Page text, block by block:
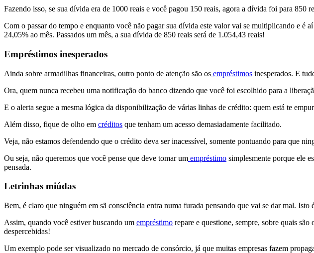
Fazendo isso, se sua dívida era de 1000 reais e você pagou 150 reais, agora a dívida foi para 850
Com o passar do tempo e enquanto você não pagar sua dívida este valor vai se multiplicando e é
24,05% ao mês. Passados um mês, a sua dívida de 850 reais será de 1.054,43 reais!
Empréstimos inesperados
Ainda sobre armadilhas financeiras, outro ponto de atenção são os empréstimos inesperados. E
Ora, quem nunca recebeu uma notificação do banco dizendo que você foi escolhido para a
E o alerta segue a mesma lógica da disponibilização de várias linhas de crédito: quem está te
Além disso, fique de olho em créditos que tenham um acesso demasiadamente facilitado.
Veja, não estamos defendendo que o crédito deva ser inacessível, somente pontuando para que
Ou seja, não queremos que você pense que deve tomar um empréstimo simplesmente porque ele
pensada.
Letrinhas miúdas
Bem, é claro que ninguém em sã consciência entra numa furada pensando que vai se dar mal.
Assim, quando você estiver buscando um empréstimo repare e questione, sempre, sobre quais
despercebidas!
Um exemplo pode ser visualizado no mercado de consórcio, já que muitas empresas fazem